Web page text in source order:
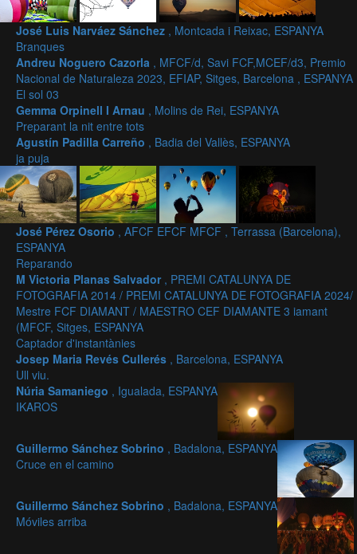
José Luis Narváez Sánchez , Montcada i Reixac, ESPANYA
Branques
Andreu Noguero Cazorla , MFCF/d, Savi FCF,MCEF/d3, Premio
Nacional de Naturaleza 2023, EFIAP, Sitges, Barcelona , ESPANYA
El sol 03
Gemma Orpinell I Arnau , Molins de Rei, ESPANYA
Preparant la nit entre tots
Agustín Padilla Carreño , Badia del Vallès, ESPANYA
ja puja
José Pérez Osorio , AFCF EFCF MFCF , Terrassa (Barcelona),
ESPANYA
Reparando
M Victoria Planas Salvador , PREMI CATALUNYA DE
FOTOGRAFIA 2014 / PREMI CATALUNYA DE FOTOGRAFIA 2024/
Mestre FCF DIAMANT / MAESTRO CEF DIAMANTE 3 iamant
(MFCF, Sitges, ESPANYA
Captador d'instantànies
Josep Maria Revés Cullerés , Barcelona, ESPANYA
Ull viu.
Núria Samaniego , Igualada, ESPANYA
IKAROS
Guillermo Sánchez Sobrino , Badalona, ESPANYA
Cruce en el camino
Guillermo Sánchez Sobrino , Badalona, ESPANYA
Móviles arriba